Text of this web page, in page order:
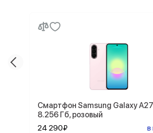
Смартфон Samsung Galaxy
8.256 Гб, розовый
24 290₽
в